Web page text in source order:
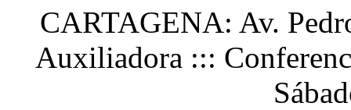
CARTAGENA: Av.
Auxiliadora :::